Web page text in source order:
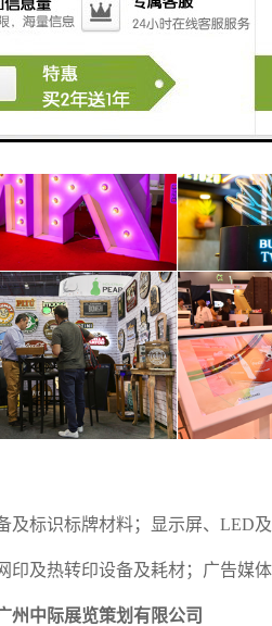
）签订自由贸易协定的国家。墨
引力，成为外国投资重点关注的
及标识标牌材料； 显示屏、 LED
印及热转印设备及耗材；广告媒
州中际展览策划有限公司